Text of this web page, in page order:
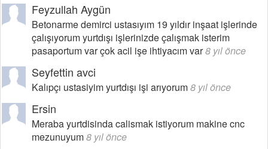
Feyzullah Aygün
Betonarme demirci ustasıyım 19 yıldır inşaat işlerinde
çalışıyorum yurtdışı işlerinizde çalışmak isterim
pasaportum var çok acil işe ihtiyacım var8 yıl önce
Seyfettin avci
Kalıpçı ustasiyim yurtdışı işi arıyorum8 yıl önce
Ersin
Meraba yurtdisinda calismak istiyorum makine cnc
mezunuyum8 yıl önce